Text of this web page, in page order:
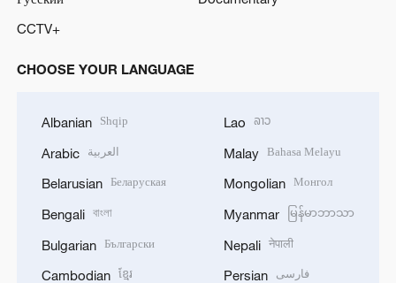
CCTV+
CHOOSE YOUR LANGUAGE
Albanian Shqip
Arabic العربية
Belarusian Беларуская
Bengali বাংলা
Bulgarian Български
Cambodian ខ្មែរ
Lao ລາວ
Malay Bahasa Melayu
Mongolian Монгол
Myanmar မြန်မာဘာသာ
Nepali नेपाली
Persian فارسی